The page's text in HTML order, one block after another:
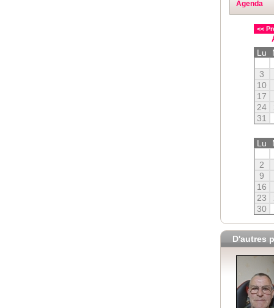
Agenda
<<
Lu
3
10
17
24
31
Lu
2
9
16
23
30
D'autres